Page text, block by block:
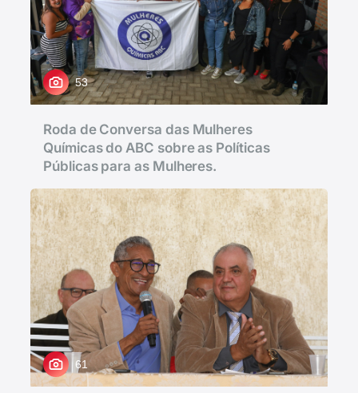
53
Roda de Conversa das Mulheres
Químicas do ABC sobre as Políticas
Públicas para as Mulheres.
61